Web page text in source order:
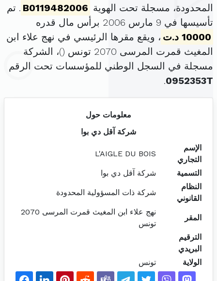
المحدودة، مسجلة تحت الهوية B0119482006 . تم
تأسيسها في 9 مارس 2006 برأس مال قدره
10000 د.ت
، ويقع مقرها الرئيسي في نهج علاء ابن
المغيث قمرت المرسى 2070 تونس (
)، الشركة
مسجلة في السجل الوطني للمؤسسات تحت الرقم
0952353T
.
معلومات حول
شركة آقل دي بوا
الإسم
التجاري
L'AIGLE DU BOIS
التسمية
شركة آقل دي بوا
النظام
القانوني
شركة ذات المسؤولية المحدودة
المقر
نهج علاء ابن المغيث قمرت المرسى 2070
تونس
الترقيم
البريدي
الولاية
تونس